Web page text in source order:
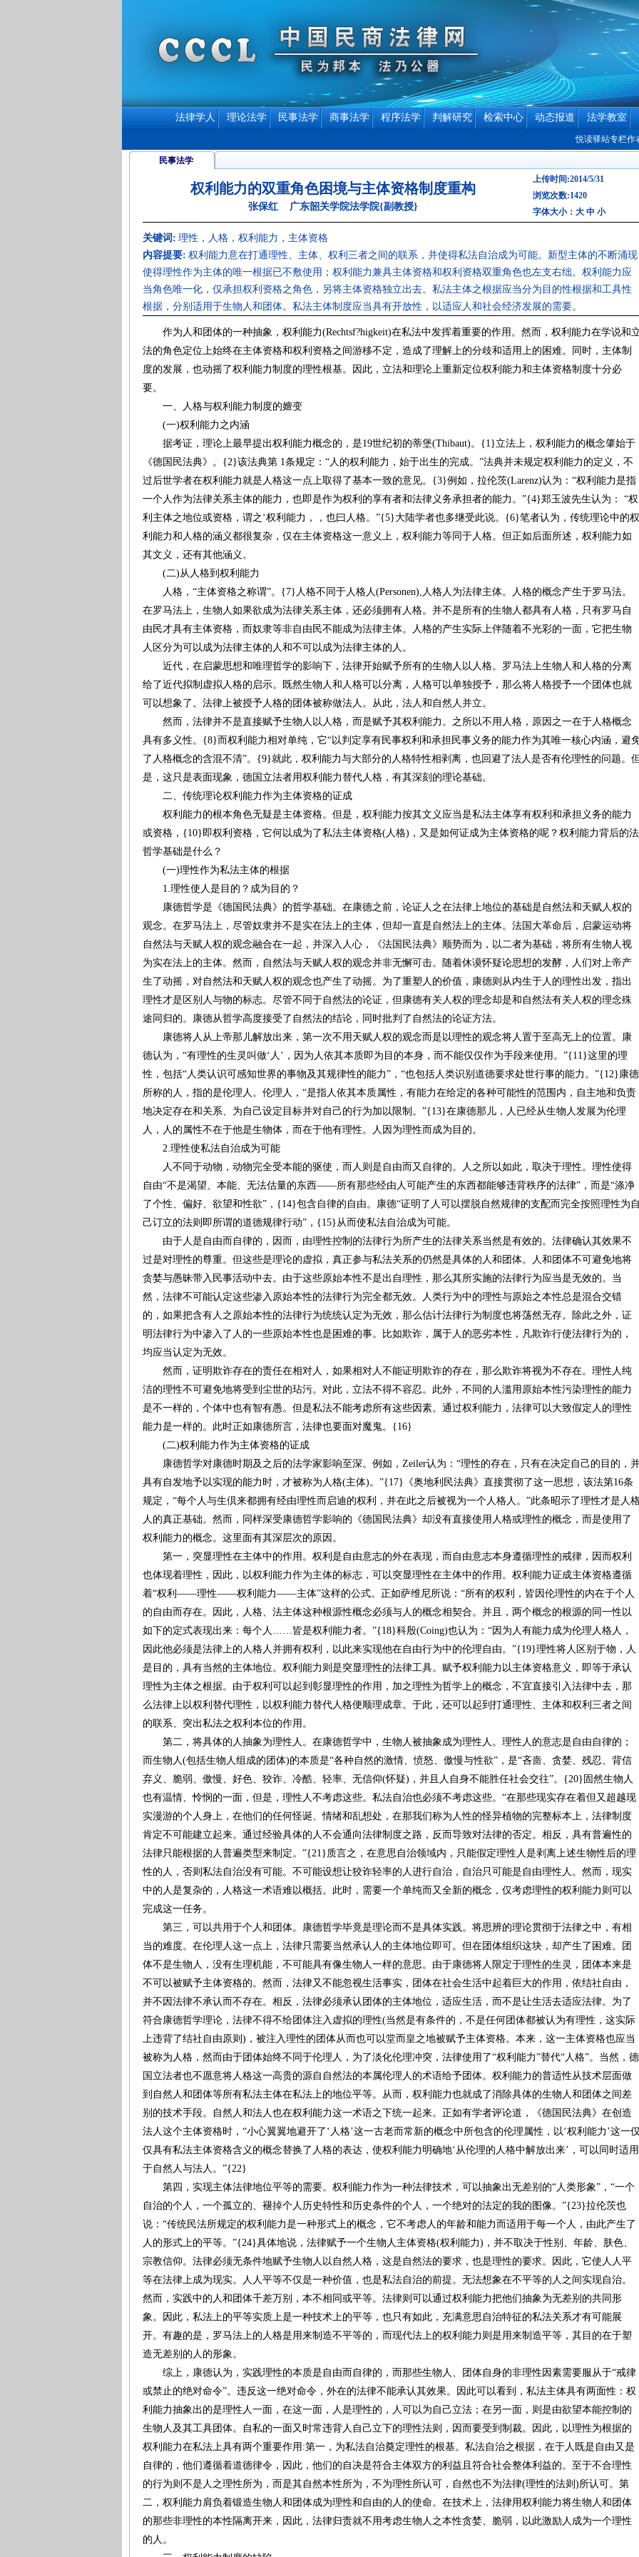
法律学人 理论法学 民事法学 商事法学 程序法学 判解研究 检索中心 动态报道 法学教室
悦读驿站专栏作者介绍
民事法学
权利能力的双重角色困境与主体资格制度重构
张保红 广东韶关学院法学院{副教授}
上传时间:2014/5/31
浏览次数:1420
字体大小： 大 中 小
关键词: 理性，人格，权利能力，主体资格
内容提要: 权利能力意在打通理性、主体、权利三者之间的联系，并使得私法自治成为可能。新型主体的不断涌现
使得理性作为主体的唯一根据已不敷使用；权利能力兼具主体资格和权利资格双重角色也左支右绌。权利能力应
当角色唯一化，仅承担权利资格之角色，另将主体资格独立出去。私法主体之根据应当分为目的性根据和工具性
根据，分别适用于生物人和团体。私法主体制度应当具有开放性，以适应人和社会经济发展的需要。
作为人和团体的一种抽象，权利能力(Rechtsf?higkeit)在私法中发挥着重要的作用。然而，权利能力在学说和
法的角色定位上始终在主体资格和权利资格之间游移不定，造成了理解上的分歧和适用上的困难。同时，主体制
度的发展，也动摇了权利能力制度的理性根基。因此，立法和理论上重新定位权利能力和主体资格制度十分必
要。
一、人格与权利能力制度的嬗变
(一)权利能力之内涵
据考证，理论上最早提出权利能力概念的，是19世纪初的蒂堡(Thibaut)。{1}立法上，权利能力的概念肇始于
《德国民法典》。{2}该法典第 1条规定：“人的权利能力，始于出生的完成。”法典并未规定权利能力的定义，不
过后世学者在权利能力就是人格这一点上取得了基本一致的意见。{3}例如，拉伦茨(Larenz)认为：“权利能力是指
一个人作为法律关系主体的能力，也即是作为权利的享有者和法律义务承担者的能力。”{4}郑玉波先生认为： “权
利主体之地位或资格，谓之‘权利能力，，也曰人格。”{5}大陆学者也多继受此说。{6}笔者认为，传统理论中的权
利能力和人格的涵义都很复杂，仅在主体资格这一意义上，权利能力等同于人格。但正如后面所述，权利能力如
其文义，还有其他涵义。
(二)从人格到权利能力
人格，“主体资格之称谓”。{7}人格不同于人格人(Personen),人格人为法律主体。人格的概念产生于罗马法。
在罗马法上，生物人如果欲成为法律关系主体，还必须拥有人格。并不是所有的生物人都具有人格，只有罗马自
由民才具有主体资格，而奴隶等非自由民不能成为法律主体。人格的产生实际上伴随着不光彩的一面，它把生物
人区分为可以成为法律主体的人和不可以成为法律主体的人。
近代，在启蒙思想和唯理哲学的影响下，法律开始赋予所有的生物人以人格。罗马法上生物人和人格的分离
给了近代拟制虚拟人格的启示。既然生物人和人格可以分离，人格可以单独授予，那么将人格授予一个团体也就
可以想象了。法律上被授予人格的团体被称做法人。从此，法人和自然人并立。
然而，法律并不是直接赋予生物人以人格，而是赋予其权利能力。之所以不用人格，原因之一在于人格概念
具有多义性。{8}而权利能力相对单纯，它“以判定享有民事权利和承担民事义务的能力作为其唯一核心内涵，避
了人格概念的含混不清”。{9}就此，权利能力与大部分的人格特性相剥离，也回避了法人是否有伦理性的问题。
是，这只是表面现象，德国立法者用权利能力替代人格，有其深刻的理论基础。
二、传统理论权利能力作为主体资格的证成
权利能力的根本角色无疑是主体资格。但是，权利能力按其文义应当是私法主体享有权利和承担义务的能力
或资格，{10}即权利资格，它何以成为了私法主体资格(人格)，又是如何证成为主体资格的呢？权利能力背后的法
哲学基础是什么？
(一)理性作为私法主体的根据
1.理性使人是目的？成为目的？
康德哲学是《德国民法典》的哲学基础。在康德之前，论证人之在法律上地位的基础是自然法和天赋人权的
观念。在罗马法上，尽管奴隶并不是实在法上的主体，但却一直是自然法上的主体。法国大革命后，启蒙运动将
自然法与天赋人权的观念融合在一起，并深入人心，《法国民法典》顺势而为，以二者为基础，将所有生物人视
为实在法上的主体。然而，自然法与天赋人权的观念并非无懈可击。随着休谟怀疑论思想的发酵，人们对上帝产
生了动摇，对自然法和天赋人权的观念也产生了动摇。为了重塑人的价值，康德则从内生于人的理性出发，指出
理性才是区别人与物的标志。尽管不同于自然法的论证，但康德有关人权的理念却是和自然法有关人权的理念殊
途同归的。康德从哲学高度接受了自然法的结论，同时批判了自然法的论证方法。
康德将人从上帝那儿解放出来，第一次不用天赋人权的观念而是以理性的观念将人置于至高无上的位置。康
德认为，“有理性的生灵叫做‘人’，因为人依其本质即为目的本身，而不能仅仅作为手段来使用。”{11}这里的理
性，包括“人类认识可感知世界的事物及其规律性的能力”，“也包括人类识别道德要求处世行事的能力。”{12}康德
所称的人，指的是伦理人。伦理人，“是指人依其本质属性，有能力在给定的各种可能性的范围内，自主地和负责
地决定存在和关系、为自己设定目标并对自己的行为加以限制。”{13}在康德那儿，人已经从生物人发展为伦理
人，人的属性不在于他是生物体，而在于他有理性。人因为理性而成为目的。
2.理性使私法自治成为可能
人不同于动物，动物完全受本能的驱使，而人则是自由而又自律的。人之所以如此，取决于理性。理性使得
自由“不是渴望、本能、无法估量的东西——所有那些经由人可能产生的东西都能够违背秩序的法律”，而是“涤净
了个性、偏好、欲望和性欲”，{14}包含自律的自由。康德“证明了人可以摆脱自然规律的支配而完全按照理性为
己订立的法则即所谓的道德规律行动”，{15}从而使私法自治成为可能。
由于人是自由而自律的，因而，由理性控制的法律行为所产生的法律关系当然是有效的。法律确认其效果不
过是对理性的尊重。但这些是理论的虚拟，真正参与私法关系的仍然是具体的人和团体。人和团体不可避免地将
贪婪与愚昧带入民事活动中去。由于这些原始本性不是出自理性，那么其所实施的法律行为应当是无效的。当
然，法律不可能认定这些渗入原始本性的法律行为完全都无效。人类行为中的理性与原始之本性总是混合交错
的，如果把含有人之原始本性的法律行为统统认定为无效，那么估计法律行为制度也将荡然无存。除此之外，证
明法律行为中渗入了人的一些原始本性也是困难的事。比如欺诈，属于人的恶劣本性，凡欺诈行使法律行为的，
均应当认定为无效。
然而，证明欺诈存在的责任在相对人，如果相对人不能证明欺诈的存在，那么欺诈将视为不存在。理性人纯
洁的理性不可避免地将受到尘世的玷污。对此，立法不得不容忍。此外，不同的人滥用原始本性污染理性的能力
是不一样的，个体中也有智有愚。但是私法不能考虑所有这些因素。通过权利能力，法律可以大致假定人的理性
能力是一样的。此时正如康德所言，法律也要面对魔鬼。{16}
(二)权利能力作为主体资格的证成
康德哲学对康德时期及之后的法学家影响至深。例如，Zeiler认为：“理性的存在，只有在决定自己的目的，
具有自发地予以实现的能力时，才被称为人格(主体)。”{17}《奥地利民法典》直接贯彻了这一思想，该法第16条
规定，“每个人与生倶来都拥有经由理性而启迪的权利，并在此之后被视为一个人格人。”此条昭示了理性才是人
人的真正基础。然而，同样深受康德哲学影响的《德国民法典》却没有直接使用人格或理性的概念，而是使用了
权利能力的概念。这里面有其深层次的原因。
第一，突显理性在主体中的作用。权利是自由意志的外在表现，而自由意志本身遵循理性的戒律，因而权利
也体现着理性，因此，以权利能力作为主体的标志，可以突显理性在主体中的作用。权利能力证成主体资格遵循
着“权利——理性——权利能力——主体”这样的公式。正如萨维尼所说：“所有的权利，皆因伦理性的内在于个人
的自由而存在。因此，人格、法主体这种根源性概念必须与人的概念相契合。并且，两个概念的根源的同一性以
如下的定式表现出来：每个人……皆是权利能力者。”{18}科殷(Coing)也认为：“因为人有能力成为伦理人格人，
因此他必须是法律上的人格人并拥有权利，以此来实现他在自由行为中的伦理自由。”{19}理性将人区别于物，人
是目的，具有当然的主体地位。权利能力则是突显理性的法律工具。赋予权利能力以主体资格意义，即等于承认
理性为主体之根据。由于权利可以起到彰显理性的作用，加之理性为哲学上的概念，不宜直接引入法律中去，那
么法律上以权利替代理性，以权利能力替代人格便顺理成章。于此，还可以起到打通理性、主体和权利三者之间
的联系、突出私法之权利本位的作用。
第二，将具体的人抽象为理性人。在康德哲学中，生物人被抽象成为理性人。理性人的意志是自由自律的；
而生物人(包括生物人组成的团体)的本质是“各种自然的激情、愤怒、傲慢与性欲”，是“吝啬、贪婪、残忍、背信
弃义、脆弱、傲慢、好色、狡诈、冷酷、轻率、无信仰(怀疑)，并且人自身不能胜任社会交往”。{20}固然生物人
也有温情、怜悯的一面，但是，理性人不考虑这些。私法自治也必须不考虑这些。“在那些现实存在着但又超越现
实漫游的个人身上，在他们的任何怪诞、情绪和乱想处，在那我们称为人性的怪异植物的完整标本上，法律制度
肯定不可能建立起来。通过经验具体的人不会通向法律制度之路，反而导致对法律的否定。相反，具有普遍性的
法律只能根据的人普遍类型来制定。”{21}质言之，在意思自治领域内，只能假定理性人是剥离上述生物性后的理
性的人，否则私法自治没有可能。不可能设想让狡诈轻率的人进行自治，自治只可能是自由理性人。然而，现实
中的人是复杂的，人格这一术语难以概括。此时，需要一个单纯而又全新的概念，仅考虑理性的权利能力则可以
完成这一任务。
第三，可以共用于个人和团体。康德哲学毕竟是理论而不是具体实践。将思辨的理论贯彻于法律之中，有相
当的难度。在伦理人这一点上，法律只需要当然承认人的主体地位即可。但在团体组织这块，却产生了困难。团
体不是生物人，没有生理机能，不可能具有像生物人一样的意思。由于康德将人限定于理性的生灵，团体本来是
不可以被赋予主体资格的。然而，法律又不能忽视生活事实，团体在社会生活中起着巨大的作用，依结社自由，
并不因法律不承认而不存在。相反，法律必须承认团体的主体地位，适应生活，而不是让生活去适应法律。为了
符合康德哲学理论，法律不得不给团体注入虚拟的理性(当然是有条件的，不是任何团体都被认为有理性，这实际
上违背了结社自由原则)，被注入理性的团体从而也可以堂而皇之地被赋予主体资格。本来，这一主体资格也应当
被称为人格，然而由于团体始终不同于伦理人，为了淡化伦理冲突，法律使用了“权利能力”替代“人格”。当然，德
国立法者也不愿意将人格这一高贵的源自自然法的本属伦理人的术语给予团体。权利能力的普适性从技术层面做
到自然人和团体等所有私法主体在私法上的地位平等。从而，权利能力也就成了消除具体的生物人和团体之间差
别的技术手段。自然人和法人也在权利能力这一术语之下统一起来。正如有学者评论道，《德国民法典》在创造
法人这个主体资格时，“小心翼翼地避开了‘人格’这一古老而常新的概念中所包含的伦理属性，以‘权利能力’这一
仅具有私法主体资格含义的概念替换了人格的表达，使权利能力明确地‘从伦理的人格中解放出来’，可以同时适用
于自然人与法人。”{22}
第四，实现主体法律地位平等的需要。权利能力作为一种法律技术，可以抽象出无差别的“人类形象”，“一个
自治的个人，一个孤立的、褪掉个人历史特性和历史条件的个人，一个绝对的法定的我的图像。”{23}拉伦茨也
说：“传统民法所规定的权利能力是一种形式上的概念，它不考虑人的年龄和能力而适用于每一个人，由此产生了
人的形式上的平等。”{24}具体地说，法律赋予一个生物人主体资格(权利能力)，并不取决于性别、年龄、肤色、
宗教信仰。法律必须无条件地赋予生物人以自然人格，这是自然法的要求，也是理性的要求。因此，它使人人平
等在法律上成为现实。人人平等不仅是一种价值，也是私法自治的前提。无法想象在不平等的人之间实现自治。
然而，实践中的人和团体千差万别，本不相同或平等。法律则可以通过权利能力把他们抽象为无差别的共同形
象。因此，私法上的平等实质上是一种技术上的平等，也只有如此，充满意思自治特征的私法关系才有可能展
开。有趣的是，罗马法上的人格是用来制造不平等的，而现代法上的权利能力则是用来制造平等，其目的在于塑
造无差别的人的形象。
综上，康德认为，实践理性的本质是自由而自律的，而那些生物人、团体自身的非理性因素需要服从于“戒律
或禁止的绝对命令”。违反这一绝对命令，外在的法律不能承认其效果。因此可以看到，私法主体具有两面性：权
利能力抽象出的是理性人一面，在这一面，人是理性的，人可以为自己立法；在另一面，则是由欲望本能控制的
生物人及其工具团体。自私的一面又时常违背人自己立下的理性法则，因而要受到制裁。因此，以理性为根据的
权利能力在私法上具有两个重要作用:第一，为私法自治奠定理性的根基。私法自治之根据，在于人既是自由又是
自律的，他们遵循着道德律令，因此，他们的自决是符合主体双方的利益且符合社会整体利益的。至于不合理性
的行为则不是人之理性所为，而是其自然本性所为，不为理性所认可，自然也不为法律(理性的法则)所认可。第
二，权利能力肩负着锻造生物人和团体成为理性和自由的人的使命。在技术上，法律用权利能力将生物人和团体
的那些非理性的本性隔离开来，因此，法律归责就不用考虑生物人之本性贪婪、脆弱，以此激励人成为一个理性
的人。